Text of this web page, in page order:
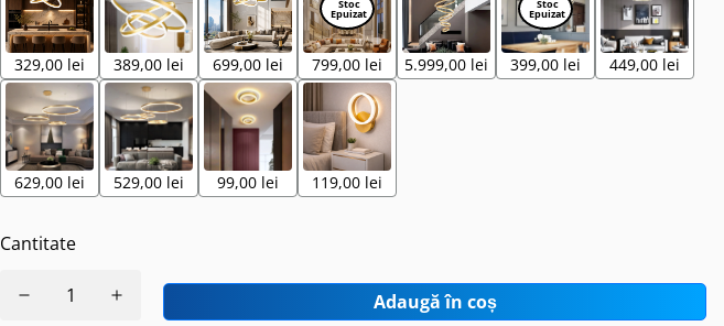
329,00 lei 389,00 lei 699,00 lei 799,00 lei 5.999,00 lei 399,00 lei 449,00 lei
629,00 lei 529,00 lei 99,00 lei 119,00 lei
Cantitate
Adaugă în coș